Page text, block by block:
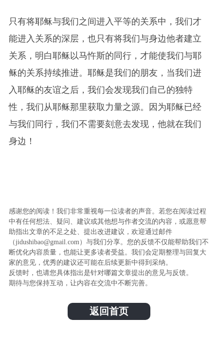
只有将耶稣与我们之间进入平等的关系中，我们才
能进入关系的深层，也只有将我们与身边他者建立
关系，明白耶稣以马忤斯的同行，才能使我们与耶
稣的关系持续推进。耶稣是我们的朋友，当我们进
入耶稣的友谊之后，我们会发现我们自己的独特
性，我们从耶稣那里获取力量之源。因为耶稣已经
与我们同行，我们不需要刻意去发现，他就在我们
身边！
感谢您的阅读！我们非常重视每一位读者的声音。若您在阅读过程
中有任何想法、疑问、建议或其他想与作者交流的内容，或愿意帮
助指出文章的不足之处、提出改进建议，欢迎通过邮件
（jidushibao@gmail.com）与我们分享。您的反馈不仅能帮助我们不
断优化内容质量，也能让更多读者受益。我们会定期整理与回复大
家的意见，优秀的建议还可能在后续更新中得到采纳。
反馈时，也请您具体指出是针对哪篇文章提出的意见与反馈。
期待与您保持互动，让内容在交流中不断完善。
返回首页